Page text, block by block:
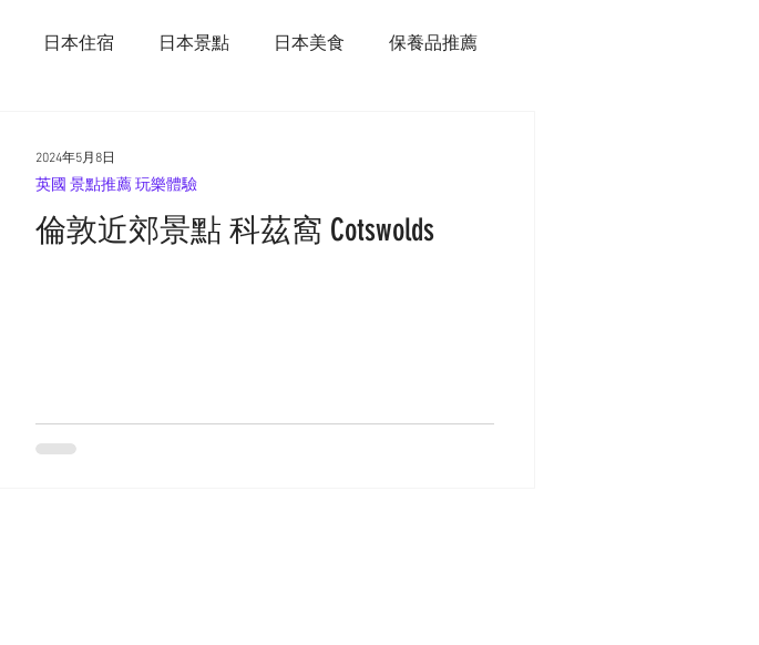
日本住宿 日本景點 日本美食 保養品推薦
倫敦近郊景點 科茲窩 Cotswolds
英國 景點推薦 玩樂體驗
2024年5月8日